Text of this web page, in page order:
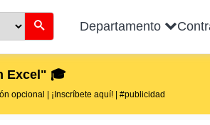
Departamento
Excel" 🎓
opcional | ¡Inscríbete aquí! | #publicidad